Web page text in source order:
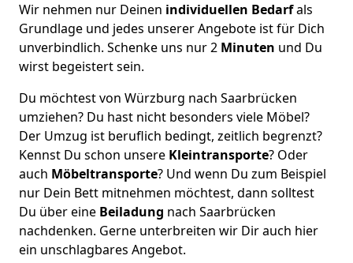
Wir nehmen nur Deinen individuellen Bedarfals
Grundlage und jedes unserer Angebote ist für Dich
unverbindlich. Schenke uns nur 2 Minuten und Du
wirst begeistert sein.
Du möchtest von Würzburg nach Saarbrücken
umziehen? Du hast nicht besonders viele Möbel?
Der Umzug ist beruflich bedingt, zeitlich begrenzt?
Kennst Du schon unsere Kleintransporte? Oder
auch Möbeltransporte? Und wenn Du zum Beispiel
nur Dein Bett mitnehmen möchtest, dann solltest
Du über eine Beiladung nach Saarbrücken
nachdenken. Gerne unterbreiten wir Dir auch hier
ein unschlagbares Angebot.